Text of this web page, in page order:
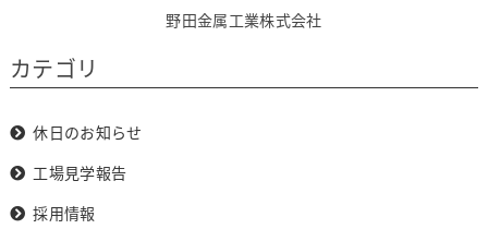
野田金属工業株式会社
カテゴリ
休日のお知らせ
工場見学報告
採用情報